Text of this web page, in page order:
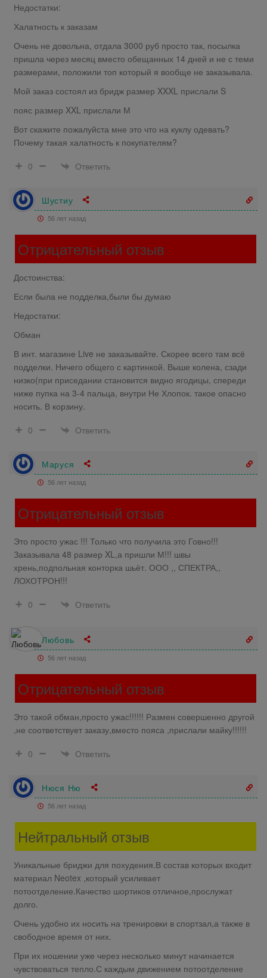
Недостатки:
Халатность к заказам
Очень не довольна, отдала 3000 руб просто так, посылка
пришла через месяц вместо обещанных 14 дней и не с теми
размерами, положили топ который я вообще не заказывала.
Мой заказ состоял из бридж размер XXXL прислали S
пояс размер XXL прислали М
Вот скажите пожалуйста мне это что на куклу одевать?
Почему такая халатность к покупателям?
0
Ответить
Шустиу
56 лет назад
Отрицательный отзыв
Достоинства:
Если была не подделка,были бы думаю
Недостатки:
Обман
В инт. магазине Live не заказывайте. Скорее всего там всё
подделки. Ничего общего с картинкой. Выше колена, сзади
низко(при приседании становится видно ягодицы, спереди
ниже пупка на 3-4 пальца, внутри Не Хлопок. такое опасно
носить. В корзину.
0
Ответить
Маруся
56 лет назад
Отрицательный отзыв
Это просто ужас !!! Только что получила это Говно!!!
Заказывала 48 размер XL,а пришли М!!! швы
хрень,подпольная конторка шьёт. ООО ,, СПЕКТРА,,
ЛОХОТРОН!!!
0
Ответить
Любовь
56 лет назад
Отрицательный отзыв
Это такой обман,просто ужас!!!!!! Размен совершенно другой
,не соответствует заказу,вместо пояса ,прислали майку!!!!!!
0
Ответить
Нюся Ню
56 лет назад
Нейтральный отзыв
Уникальные бриджи для похудения.В состав которых входит
материал Neotex ,который усиливает
потоотделение.Качество шортиков отличное,прослужат
долго.
Очень удобно их носить на тренировки в спортзал,а также в
свободное время от них.
При их ношении уже через несколько минут начинается
чувствоваться тепло.С каждым движением потоотделение